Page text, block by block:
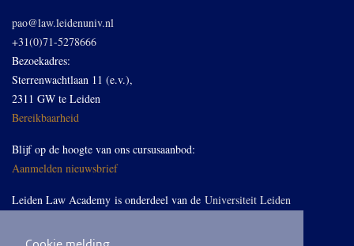
pao@law.leidenuniv.nl
+31(0)71-5278666
Bezoekadres:
Sterrenwachtlaan 11 (e.v.),
2311 GW te Leiden
Bereikbaarheid
Blijf op de hoogte van ons cursusaanbod:
Aanmelden nieuwsbrief
Leiden Law Academy is onderdeel van de Universiteit Leiden